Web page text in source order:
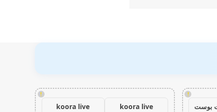
!
بوست
!
koora live
koora live